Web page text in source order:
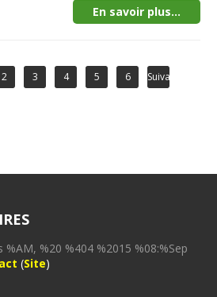
En savoir plus...
2 3 4 5 6
Suivant
%AM, %20 %404 %2015 %08:%Sep
(Site)